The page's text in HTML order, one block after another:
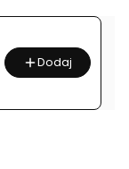
Dodaj